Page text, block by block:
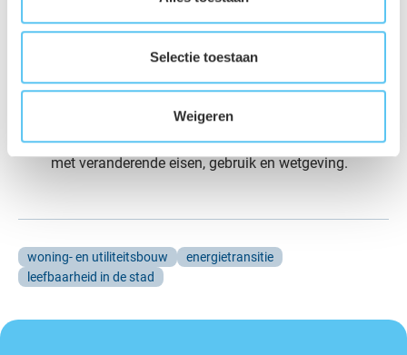
Selectie toestaan
Weigeren
onderbouwing van keuzes, geen black box aan
Sterke koppeling met de bouwpraktijk– Ontwerpen
Toekomstgericht– Oplossingen die meebewegen
met veranderende eisen, gebruik en wetgeving.
woning- en utiliteitsbouw
energietransitie
leefbaarheid in de stad